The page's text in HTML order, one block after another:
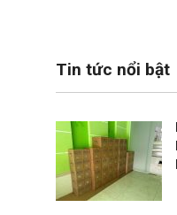
Tin tức nổi bật